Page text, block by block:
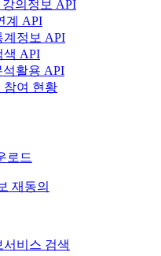
의정보 API
계 API
계정보 API
색 API
석활용 API
참여 현황
로드
재동의
비스 검색